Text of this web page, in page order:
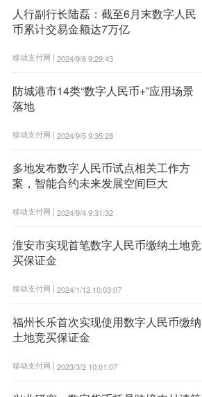
人行副行长陆磊：截至6月末数字人民
币累计交易金额达7万亿
移动支付网 | 2024/9/6 9:29:43
防城港市14类“数字人民币+”应用场景
落地
移动支付网 | 2024/9/5 9:35:28
多地发布数字人民币试点相关工作方
案，智能合约未来发展空间巨大
移动支付网 | 2024/9/4 9:31:32
淮安市实现首笔数字人民币缴纳土地竞
买保证金
移动支付网 | 2024/1/12 10:03:07
福州长乐首次实现使用数字人民币缴纳
土地竞买保证金
移动支付网 | 2023/3/2 10:01:07